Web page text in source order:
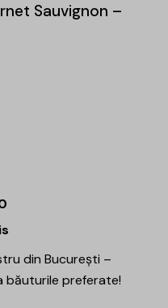
Sauvignon –
din București –
băuturile preferate!